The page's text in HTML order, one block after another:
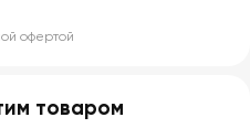
офертой
товаром